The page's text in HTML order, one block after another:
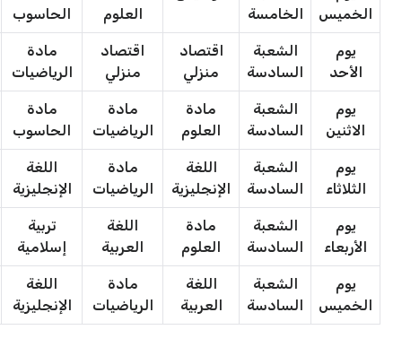
الخميس
الخامسة
العلوم
الحاسوب
يوم
الأحد
الشعبة
السادسة
اقتصاد
منزلي
اقتصاد
منزلي
مادة
الرياضيات
يوم
الاثنين
الشعبة
السادسة
مادة
العلوم
مادة
الرياضيات
مادة
الحاسوب
يوم
الثلاثاء
الشعبة
السادسة
اللغة
الإنجليزية
مادة
الرياضيات
اللغة
الإنجليزية
يوم
الأربعاء
الشعبة
السادسة
مادة
العلوم
اللغة
العربية
تربية
إسلامية
يوم
الخميس
الشعبة
السادسة
اللغة
العربية
مادة
الرياضيات
اللغة
الإنجليزية